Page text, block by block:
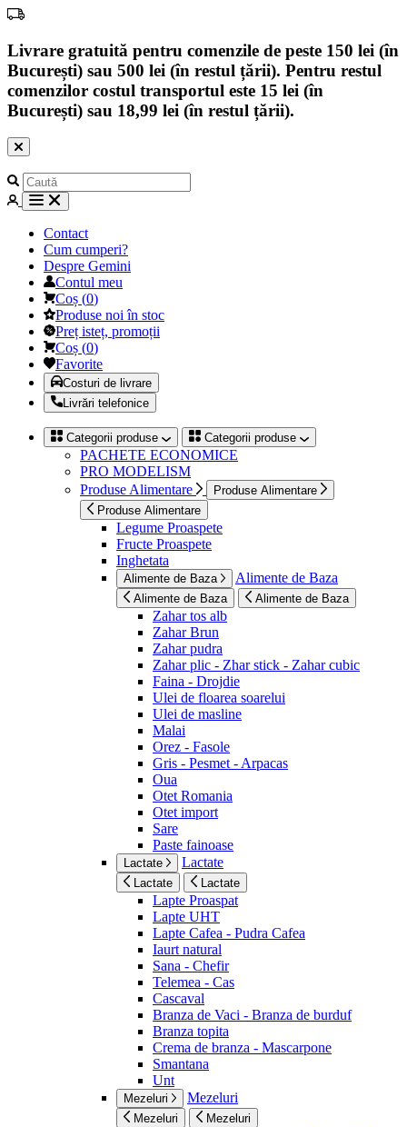
Livrare gratuită pentru comenzile de peste 150 lei (în
București) sau 500 lei (în restul țării). Pentru restul
comenzilor costul transportul este 15 lei (în
București) sau 18,99 lei (în restul țării).
Contact
Cum cumperi?
Despre Gemini
Contul meu
Coș (0)
Produse noi în stoc
Preț isteț, promoții
Coș (0)
Favorite
Costuri de livrare
Livrări telefonice
Categorii produse Categorii produse
PACHETE ECONOMICE
PRO MODELISM
Produse Alimentare
Produse Alimentare
Produse Alimentare
Legume Proaspete
Fructe Proaspete
Inghetata
Alimente de Baza Alimente de Baza
Alimente de Baza Alimente de Baza
Zahar tos alb
Zahar Brun
Zahar pudra
Zahar plic - Zhar stick - Zahar cubic
Faina - Drojdie
Ulei de floarea soarelui
Ulei de masline
Malai
Orez - Fasole
Gris - Pesmet - Arpacas
Oua
Otet Romania
Otet import
Sare
Paste fainoase
Lactate Lactate
Lactate Lactate
Lapte Proaspat
Lapte UHT
Lapte Cafea - Pudra Cafea
Iaurt natural
Sana - Chefir
Telemea - Cas
Cascaval
Branza de Vaci - Branza de burduf
Branza topita
Crema de branza - Mascarpone
Smantana
Unt
Mezeluri Mezeluri
Mezeluri
Mezeluri